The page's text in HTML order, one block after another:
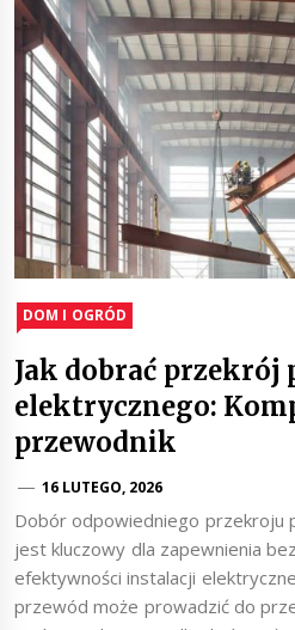
DOM I OGRÓD
Jak dobrać przekrój
elektrycznego:
przewodnik
16 LUTEGO, 2026
Dobór odpowiedniego przekroju
jest kluczowy dla zapewnienia
efektywności instalacji
przewód może prowadzić do